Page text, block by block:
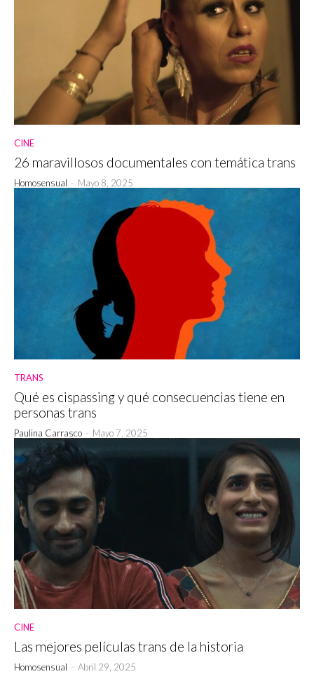
CINE
26 maravillosos documentales con temática trans
Homosensual - Mayo 8, 2025
TRANS
Qué es cispassing y qué consecuencias tiene en
personas trans
Paulina Carrasco - Mayo 7, 2025
CINE
Las mejores películas trans de la historia
Homosensual - Abril 29, 2025